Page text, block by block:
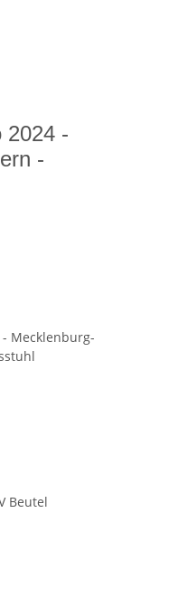
2024 -
-
Mecklenburg-
Beutel